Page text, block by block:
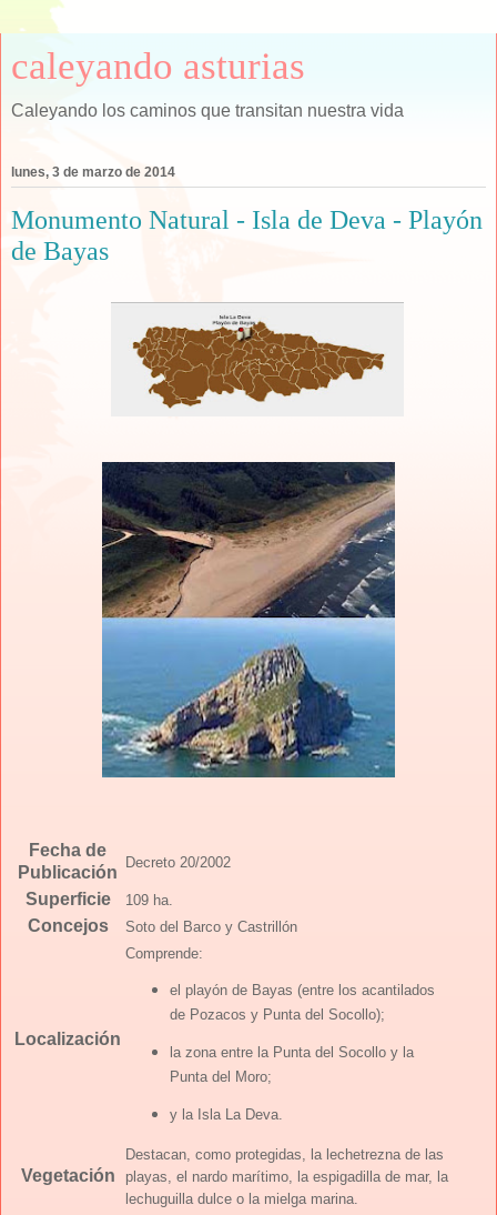
caleyando asturias
Caleyando los caminos que transitan nuestra vida
lunes, 3 de marzo de 2014
Monumento Natural - Isla de Deva - Playón
de Bayas
Fecha de
Publicación
Decreto 20/2002
Superficie 109 ha.
Concejos Soto del Barco y Castrillón
Localización
Comprende:
el playón de Bayas (entre los acantilados
de Pozacos y Punta del Socollo);
la zona entre la Punta del Socollo y la
Punta del Moro;
y la Isla La Deva.
Vegetación
Destacan, como protegidas, la lechetrezna de las
playas, el nardo marítimo, la espigadilla de mar, la
lechuguilla dulce o la mielga marina.